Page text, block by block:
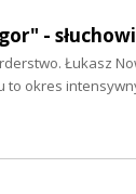
-
Łukasz
to okres